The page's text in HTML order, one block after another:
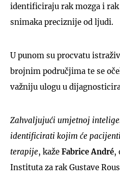
identificiraju rak mozga i
snimaka preciznije od ljudi.
U punom su procvatu
brojnim područjima te se
važniju ulogu u
Zahvaljujući umjetnoj
identificirati kojim će
terapije, kaže Fabrice André,
Instituta za rak Gustave